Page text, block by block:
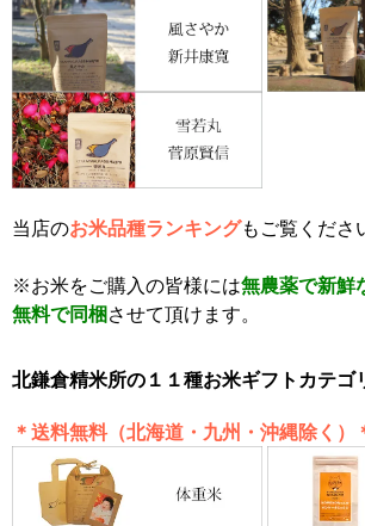
当店のお米品種ランキングもご覧くださ
※お米をご購入の皆様には無農薬で新鮮
無料で同梱 させて頂けます。
北鎌倉精米所の１１種お米ギフトカテゴ
＊送料無料（北海道・九州・沖縄除く）